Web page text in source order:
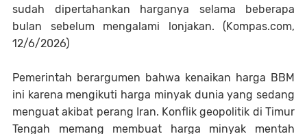
sudah dipertahankan harganya selama beberapa
bulan sebelum mengalami lonjakan. (Kompas.com,
12/6/2026)
Pemerintah berargumen bahwa kenaikan harga BBM
ini karena mengikuti harga minyak dunia yang sedang
menguat akibat perang Iran. Konflik geopolitik di Timur
Tengah memang membuat harga minyak mentah